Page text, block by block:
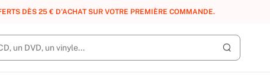
DES RÉCOMPENSES :REJOIGNEZ GRATUITEMENT LE CLUB AMMAREAL.
Lancer la